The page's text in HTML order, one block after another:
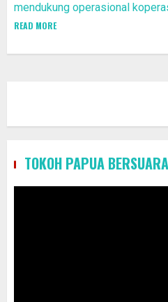
mendukung operasional
READ MORE
TOKOH PAPUA BERSUARA